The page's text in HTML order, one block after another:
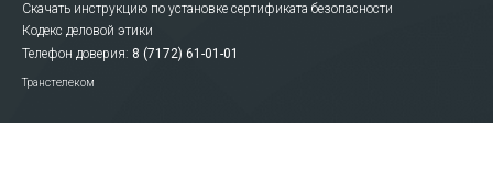
Скачать инструкцию по установке сертификата безопасности
Кодекс деловой этики
Телефон доверия: 8 (7172) 61-01-01
Транстелеком